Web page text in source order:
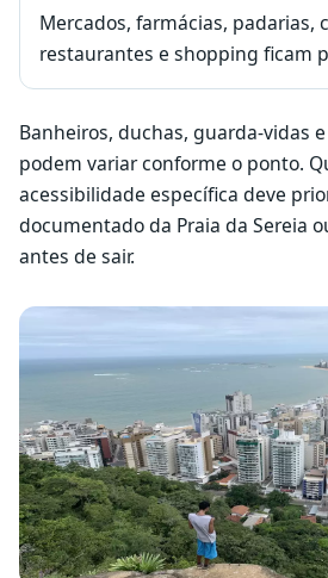
Mercados, farmácias, padarias,
restaurantes e shopping ficam
Banheiros, duchas, guarda-vidas
podem variar conforme o ponto.
acessibilidade específica deve
documentado da Praia da Sereia
antes de sair.